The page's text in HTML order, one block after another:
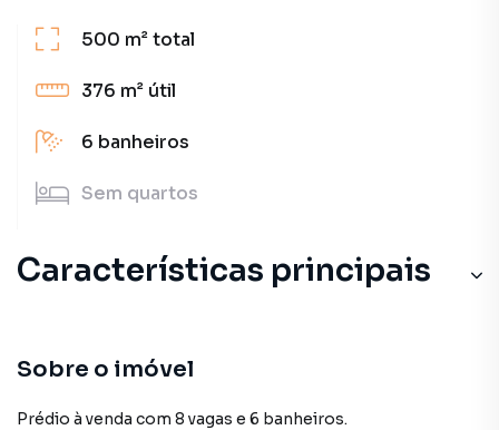
500 m²total
376 m² útil
6 banheiros
Sem quartos
Características principais
Sobre o imóvel
Prédio à venda com 8 vagas e 6 banheiros.